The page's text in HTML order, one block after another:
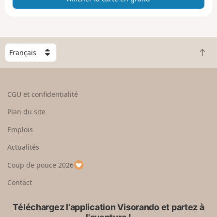
e
g
n
C
h
o
e
u
p
a
R
e
CGU et confidentialité
Plan du site
Emplois
Actualités
Coup de pouce 2026
Contact
Téléchargez l'application Visorando et partez à